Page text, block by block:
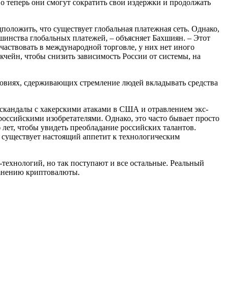
они смогут сократить свои издержки и продолжать
что существует глобальная платежная сеть. Однако,
глобальных платежей, – объясняет Бахшиян. – Этот
в международной торговле, у них нет иного
чтобы снизить зависимость России от системы, на
сдерживающих стремление людей вкладывать средства
с хакерскими атаками в США и отравлением экс-
изобретателями. Однако, это часто бывает просто
чтобы увидеть преобладание российских талантов.
настоящий аппетит к технологическим
но так поступают и все остальные. Реальный
криптовалюты.